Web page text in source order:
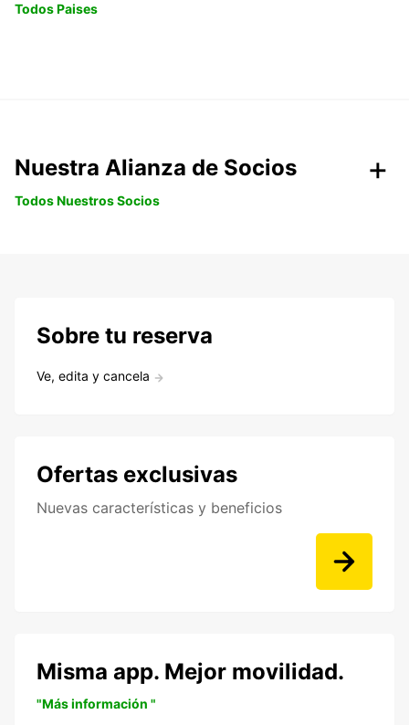
Todos Paises
Nuestra Alianza de Socios
Todos Nuestros Socios
Sobre tu reserva
Ve, edita y cancela
Ofertas exclusivas
Nuevas características y beneficios
Misma app. Mejor movilidad.
"Más información "